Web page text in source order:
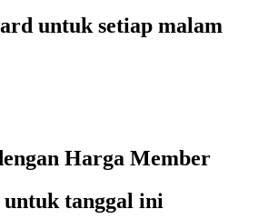
untuk setiap malam
Harga Member
tanggal ini